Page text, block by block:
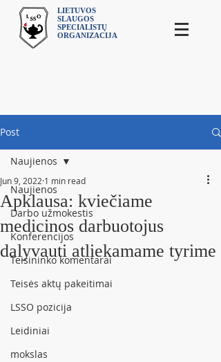
LIETUVOS
SLAUGOS
SPECIALISTŲ
ORGANIZACIJA
Post
Naujienos
Darbo užmokestis
Konferencijos
Teisininko komentarai
Teisės aktų pakeitimai
LSSO pozicija
Leidiniai
mokslas
Naujienos
Apklausa: kviečiame
medicinos darbuotojus
dalyvauti atliekamame tyrime
Jun 9, 2022 1 min read